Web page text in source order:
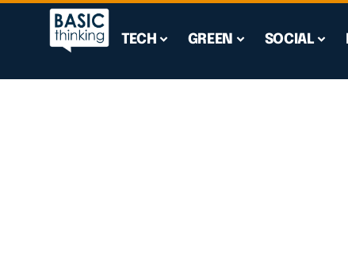
TECH GREEN SOCIAL